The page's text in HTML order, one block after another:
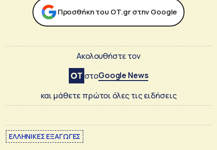
Προσθήκη του ΟΤ.gr στην Google
Ακολουθήστε τον
στοGoogle News
και μάθετε πρώτοι όλες τις ειδήσεις
ΕΛΛΗΝΙΚΕΣ ΕΞΑΓΩΓΕΣ